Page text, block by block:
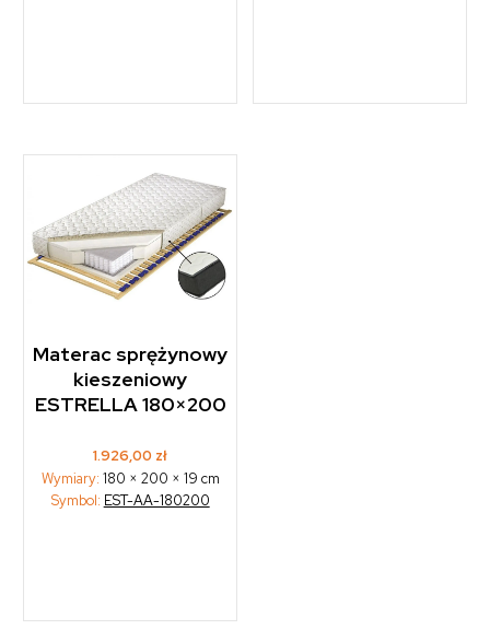
Materac sprężynowy
kieszeniowy
ESTRELLA 180×200
1.926,00 zł
Wymiary: 180 × 200 × 19 cm
Symbol: EST-AA-180200